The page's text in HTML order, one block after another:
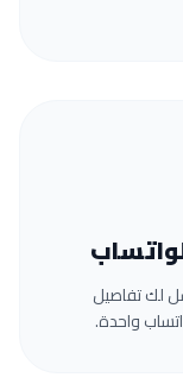
لك تفاصيل
واحدة.